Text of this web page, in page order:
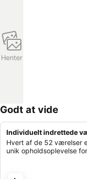
Henter
Godt at vide
Individuelt indrettede
Hvert af de 52 værelser
unik opholdsoplevelse